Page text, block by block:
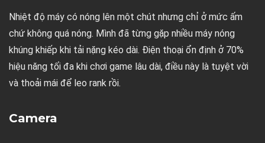
Nhiệt độ máy có nóng lên một chút nhưng chỉ ở mức ấm
chứ không quá nóng. Mình đã từng gặp nhiều máy nóng
khúng khiếp khi tải nặng kéo dài. Điện thoại ổn định ở 70%
hiệu năng tối đa khi chơi game lâu dài, điều này là tuyệt vời
và thoải mái để leo rank rồi.
Camera